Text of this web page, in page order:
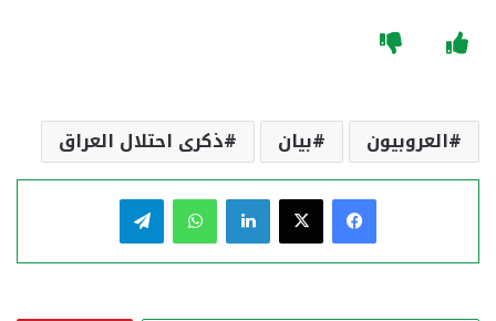
العروبيون بيان ذكرى احتلال العراق
فيسبوك لينكدإن واتساب